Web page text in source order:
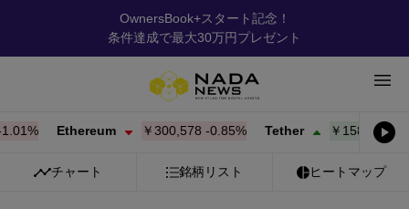
OwnersBook+スタート記念！
条件達成で最大30万円プレゼント
Ethereum ￥300,578-0.85% Tether ￥158.39 +
チャート 銘柄リスト ヒートマップ